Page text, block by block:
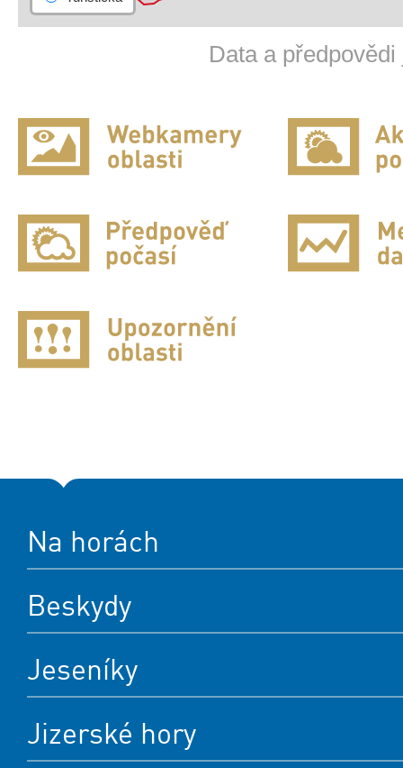
Data a
Na horách
Beskydy
Jeseníky
Jizerské hory